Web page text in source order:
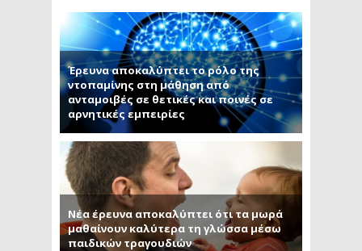
Έρευνα αποκαλύπτει το ρόλο της
ντοπαμίνης στη μάθηση από
ανταμοιβές σε θετικές και ποινές σε
αρνητικές εμπειρίες
Νέα έρευνα αποκαλύπτει ότι τα μωρά
μαθαίνουν καλύτερα τη γλώσσα μέσω
παιδικών τραγουδιών